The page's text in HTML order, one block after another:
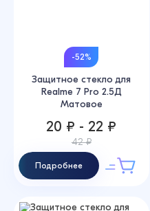
-52%
Защитное стекло для
Realme 7 Pro 2.5Д
Матовое
20 ₽ - 22 ₽
42 ₽
Подробнее